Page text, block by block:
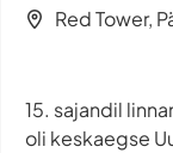
Red Tower,
15. sajandil
oli keskaegse